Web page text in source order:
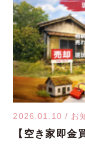
2026.01.10 / お
【空き家即金